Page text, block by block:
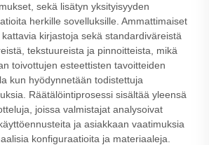
sekä lisätyn yksityisyyden
herkille sovelluksille. Ammattimaiset
kirjastoja sekä standardiväreistä
tekstuureista ja pinnoitteista, mikä
toivottujen esteettisten tavoitteiden
kun hyödynnetään todistettuja
Räätälöintiprosessi sisältää yleensä
joissa valmistajat analysoivat
ja asiakkaan vaatimuksia
konfiguraatioita ja materiaaleja.